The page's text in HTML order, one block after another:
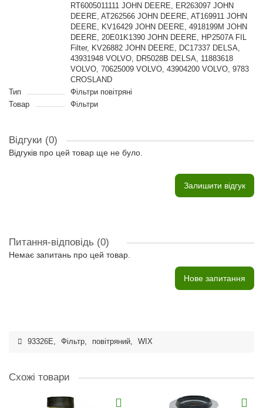
RT6005011111 JOHN DEERE, ER263097 JOHN
DEERE, AT262566 JOHN DEERE, AT169911 JOHN
DEERE, KV16429 JOHN DEERE, 4918199M JOHN
DEERE, 20E01K1390 JOHN DEERE, HP2507A FIL
Filter, KV26882 JOHN DEERE, DC17337 DELSA,
43931948 VOLVO, DR5028B DELSA, 11883618
VOLVO, 70625009 VOLVO, 43904200 VOLVO, 9783
CROSLAND
Тип
Фільтри повітряні
Товар
Фільтри
Відгуки (0)
Відгуків про цей товар ще не було.
Залишити відгук
Питання-відповідь (0)
Немає запитань про цей товар.
Нове запитання
93326E, Фільтр, повітряний, WIX
Схожі товари